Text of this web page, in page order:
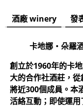
酒廠 winery 發
卡地娜‧朵羅
創立於1960年的卡
大的合作社酒莊，
將近300個成員。本
活絡互動；即使運